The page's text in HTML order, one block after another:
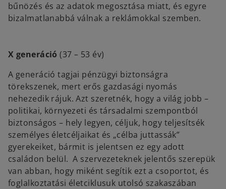
bűnözés és az adatok megosztása miatt, és egyre
bizalmatlanabbá válnak a reklámokkal szemben.
X generáció (37 – 53 év)
A generáció tagjai pénzügyi biztonságra
törekszenek, mert erős gazdasági nyomás
nehezedik rájuk. Azt szeretnék, hogy a világ jobb –
politikai, környezeti és társadalmi szempontból
biztonságos – hely legyen, céljuk, hogy teljesítsék
személyes életcéljaikat és „célba juttassák”
gyerekeiket, bármit is jelentsen ez egy adott
családon belül. A szervezeteknek jelentős szerepük
van abban, hogy miként segítik ezt a csoportot, és
foglalkoztatási életciklusuk utolsó szakaszában